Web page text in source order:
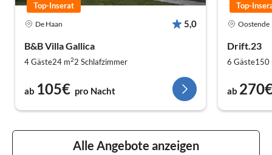
De Haan 5,0
B&B Villa Gallica
4 Gäste24 m22 Schlafzimmer
ab 105€ pro Nacht
Top-Inserat
Oostende
Drift.23
6 Gäste150
ab
Top-
Alle Angebote anzeigen